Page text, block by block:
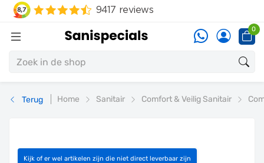
0
Terug Home Sanitair Comfort & Veilig Sanitair
Hulpmiddelen ADL
Kijk of er wel artikelen zijn die niet direct leverbaar zijn